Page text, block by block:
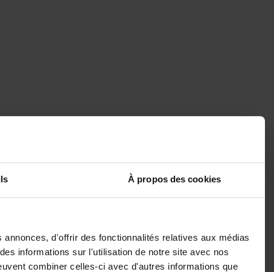
À propos des cookies
d'offrir des fonctionnalités relatives aux médias
informations sur l'utilisation de notre site avec nos
combiner celles-ci avec d'autres informations que